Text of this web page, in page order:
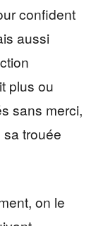
confident
aussi
plus ou
sans merci,
trouée
on le